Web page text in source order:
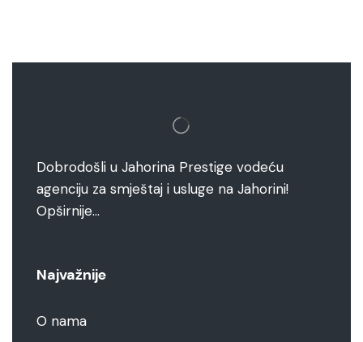
Dobrodošli u Jahorina Prestige vodeću
agenciju za smještaj i usluge na Jahorini!
Opširnije…
Najvažnije
O nama